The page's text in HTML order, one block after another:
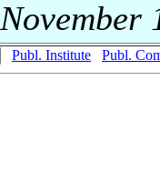
November
Publ. Institute Publ.